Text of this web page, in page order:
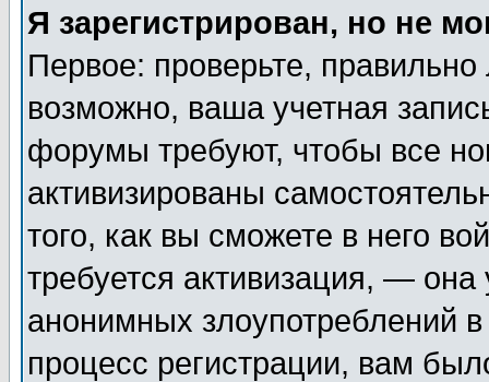
Я зарегистрирован, но не
Первое: проверьте,
возможно, ваша учетная
форумы требуют, чтобы все
активизированы
того, как вы сможете в него
требуется активизация, —
анонимных злоупотреблений
процесс регистрации, вам